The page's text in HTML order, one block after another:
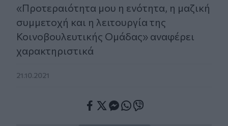
«Προτεραιότητα μου η ενότητα, η μαζική
συμμετοχή και η λειτουργία της
Κοινοβουλευτικής Ομάδας» αναφέρει
χαρακτηριστικά
21.10.2021